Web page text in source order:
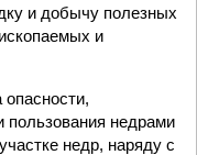
и добычу полезных
и
пользования недрами
недр, наряду с